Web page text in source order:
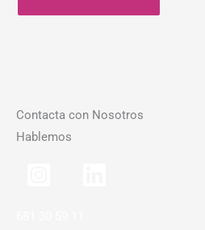
Contacta con Nosotros
Hablemos